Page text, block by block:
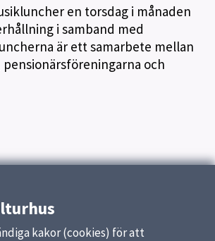
en torsdag i månaden
i samband med
är ett samarbete mellan
och
kakor (cookies) för att